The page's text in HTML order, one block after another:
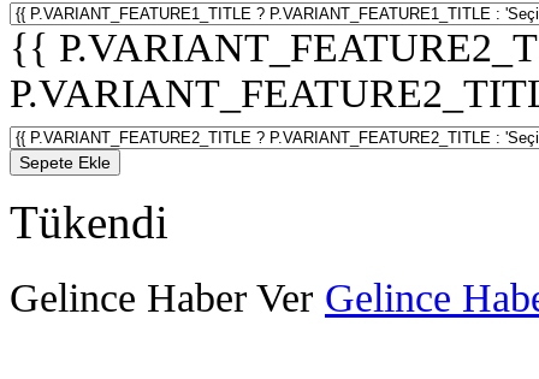
{{
Sepete Ekle
Tükendi
Gelince Haber Ver Gelince